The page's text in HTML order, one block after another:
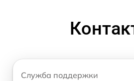
Служба поддержки